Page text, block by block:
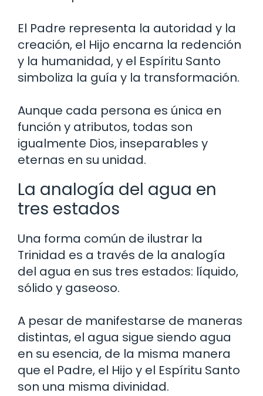
El Padre representa la autoridad y la
creación, el Hijo encarna la redención
y la humanidad, y el Espíritu Santo
simboliza la guía y la transformación.
Aunque cada persona es única en
función y atributos, todas son
igualmente Dios, inseparables y
eternas en su unidad.
La analogía del agua en
tres estados
Una forma común de ilustrar la
Trinidad es a través de la analogía
del agua en sus tres estados: líquido,
sólido y gaseoso.
A pesar de manifestarse de maneras
distintas, el agua sigue siendo agua
en su esencia, de la misma manera
que el Padre, el Hijo y el Espíritu Santo
son una misma divinidad.